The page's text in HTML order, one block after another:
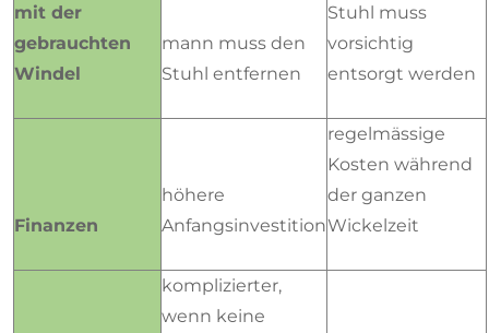
mit der
gebrauchten
Windel
mann muss den
Stuhl entfernen
Stuhl muss
vorsichtig
entsorgt werden
Finanzen
höhere
Anfangsinvestition
regelmässige
Kosten während
der ganzen
Wickelzeit
komplizierter,
wenn keine